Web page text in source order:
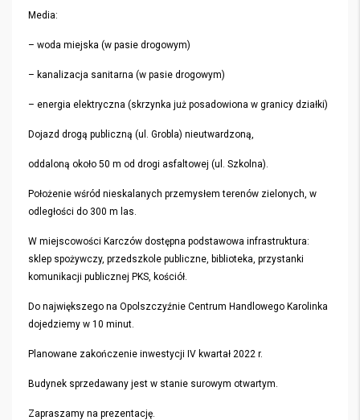
Media:
– woda miejska (w pasie drogowym)
– kanalizacja sanitarna (w pasie drogowym)
– energia elektryczna (skrzynka już posadowiona w granicy działki)
Dojazd drogą publiczną (ul. Grobla) nieutwardzoną,
oddaloną około 50 m od drogi asfaltowej (ul. Szkolna).
Położenie wśród nieskalanych przemysłem terenów zielonych, w
odległości do 300 m las.
W miejscowości Karczów dostępna podstawowa infrastruktura:
sklep spożywczy, przedszkole publiczne, biblioteka, przystanki
komunikacji publicznej PKS, kościół.
Do największego na Opolszczyźnie Centrum Handlowego Karolinka
dojedziemy w 10 minut.
Planowane zakończenie inwestycji IV kwartał 2022 r.
Budynek sprzedawany jest w stanie surowym otwartym.
Zapraszamy na prezentację.